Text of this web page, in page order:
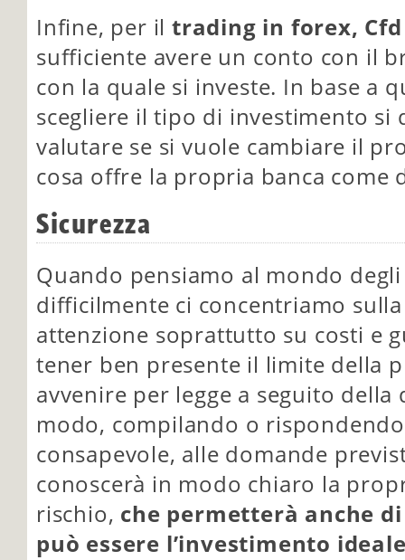
Infine, per il trading in forex,
sufficiente avere un conto con il
con la quale si investe. In base a
scegliere il tipo di investimento si
valutare se si vuole cambiare il
cosa offre la propria banca come
Sicurezza
Quando pensiamo al mondo
difficilmente ci concentriamo
attenzione soprattutto su costi e
tener ben presente il limite della
avvenire per legge a seguito
modo, compilando o
consapevole, alle domande
conoscerà in modo chiaro la
rischio, che permetterà anche
può essere l’investimento